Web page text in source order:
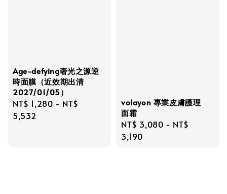
Age-defying奢光之源逆
時面膜（近效期出清
2027/01/05）
Regular
price
NT$ 1,280 - NT$
5,532
volayon 專業皮膚護理
面霜
Regular
price
NT$ 3,080 - NT$
3,190